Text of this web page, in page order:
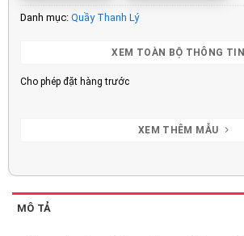
Danh mục: Quầy Thanh Lý
XEM TOÀN BỘ THÔNG TIN
Cho phép đặt hàng trước
XEM THÊM MẪU
MÔ TẢ